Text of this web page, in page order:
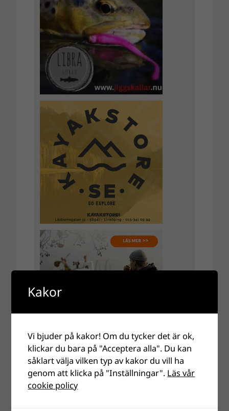
Kakor
Vi bjuder på kakor! Om du tycker det är ok,
klickar du bara på "Acceptera alla". Du kan
såklart välja vilken typ av kakor du vill ha
genom att klicka på "Inställningar". Läs vår
cookie policy